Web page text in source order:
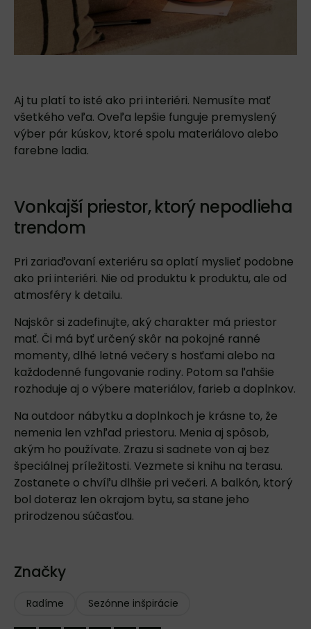
Aj tu platí to isté ako pri interiéri. Nemusíte mať
všetkého veľa. Oveľa lepšie funguje premyslený
výber pár kúskov, ktoré spolu materiálovo alebo
farebne ladia.
Vonkajší priestor, ktorý nepodlieha
trendom
Pri zariaďovaní exteriéru sa oplatí myslieť podobne
ako pri interiéri. Nie od produktu k produktu, ale od
atmosféry k detailu.
Najskôr si zadefinujte, aký charakter má priestor
mať. Či má byť určený skôr na pokojné ranné
momenty, dlhé letné večery s hosťami alebo na
každodenné fungovanie rodiny. Potom sa ľahšie
rozhoduje aj o výbere materiálov, farieb a doplnkov.
Na outdoor nábytku a doplnkoch je krásne to, že
nemenia len vzhľad priestoru. Menia aj spôsob,
akým ho používate. Zrazu si sadnete von aj bez
špeciálnej príležitosti. Vezmete si knihu na terasu.
Zostanete o chvíľu dlhšie pri večeri. A balkón, ktorý
bol doteraz len okrajom bytu, sa stane jeho
prirodzenou súčasťou.
Značky
Radíme Sezónne inšpirácie